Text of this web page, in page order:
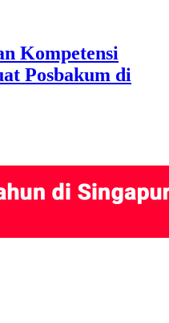
Kompetensi
Posbakum di